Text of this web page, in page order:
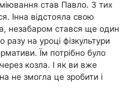
став Павло. З тих
Інна відстояла свою
незабаром стався ще один
на уроці фізкультури
Їм потрібно було
козла. І як ви вже
не змогла це зробити і